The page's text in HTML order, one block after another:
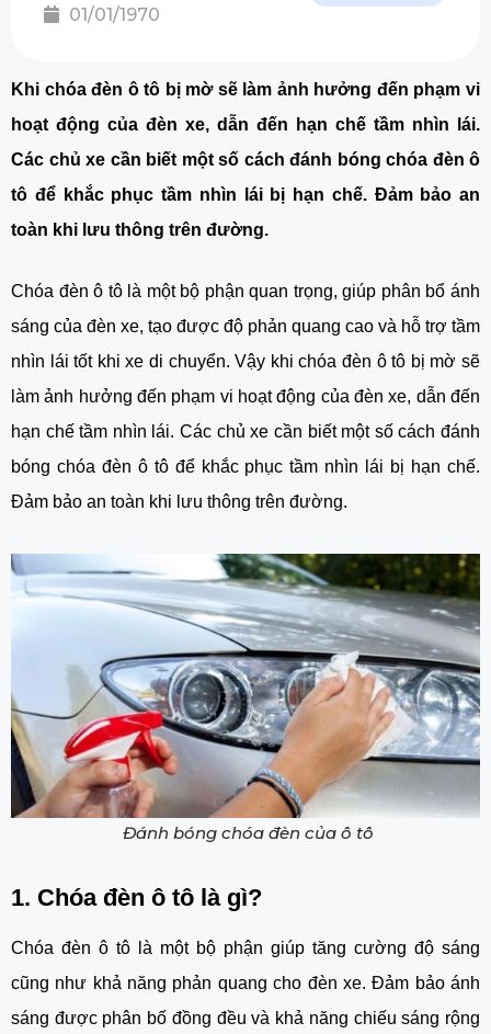
01/01/1970
Khi chóa đèn ô tô bị mờ sẽ làm ảnh hưởng đến phạm vi
hoạt động của đèn xe, dẫn đến hạn chế tầm nhìn lái.
Các chủ xe cần biết một số cách đánh bóng chóa đèn ô
tô để khắc phục tầm nhìn lái bị hạn chế. Đảm bảo an
toàn khi lưu thông trên đường.
Chóa đèn ô tô là một bộ phận quan trọng, giúp phân bổ ánh
sáng của đèn xe, tạo được độ phản quang cao và hỗ trợ tầm
nhìn lái tốt khi xe di chuyển. Vậy khi chóa đèn ô tô bị mờ sẽ
làm ảnh hưởng đến phạm vi hoạt động của đèn xe, dẫn đến
hạn chế tầm nhìn lái. Các chủ xe cần biết một số cách đánh
bóng chóa đèn ô tô để khắc phục tầm nhìn lái bị hạn chế.
Đảm bảo an toàn khi lưu thông trên đường.
Đánh bóng chóa đèn của ô tô
1. Chóa đèn ô tô là gì?
Chóa đèn ô tô là một bộ phận giúp tăng cường độ sáng
cũng như khả năng phản quang cho đèn xe. Đảm bảo ánh
sáng được phân bố đồng đều và khả năng chiếu sáng rộng